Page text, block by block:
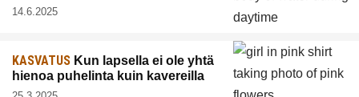
14.6.2025
KASVATUS Kun lapsella ei ole yhtä
hienoa puhelinta kuin kavereilla